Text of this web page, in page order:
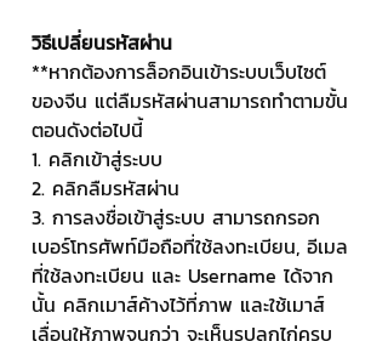
วิธีเปลี่ยนรหัสผ่าน
**หากต้องการล็อกอินเข้าระบบเว็บไซต์
ของจีน แต่ลืมรหัสผ่านสามารถทำตามขั้น
ตอนดังต่อไปนี้
1. คลิกเข้าสู่ระบบ
2. คลิกลืมรหัสผ่าน
3. การลงชื่อเข้าสู่ระบบ สามารถกรอก
เบอร์โทรศัพท์มือถือที่ใช้ลงทะเบียน, อีเมล
ที่ใช้ลงทะเบียน และ Username ได้จาก
นั้น คลิกเมาส์ค้างไว้ที่ภาพ และใช้เมาส์
เลื่อนให้ภาพจนกว่า จะเห็นรูปลูกไก่ครบ